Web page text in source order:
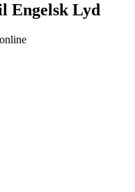
Engelsk Lyd